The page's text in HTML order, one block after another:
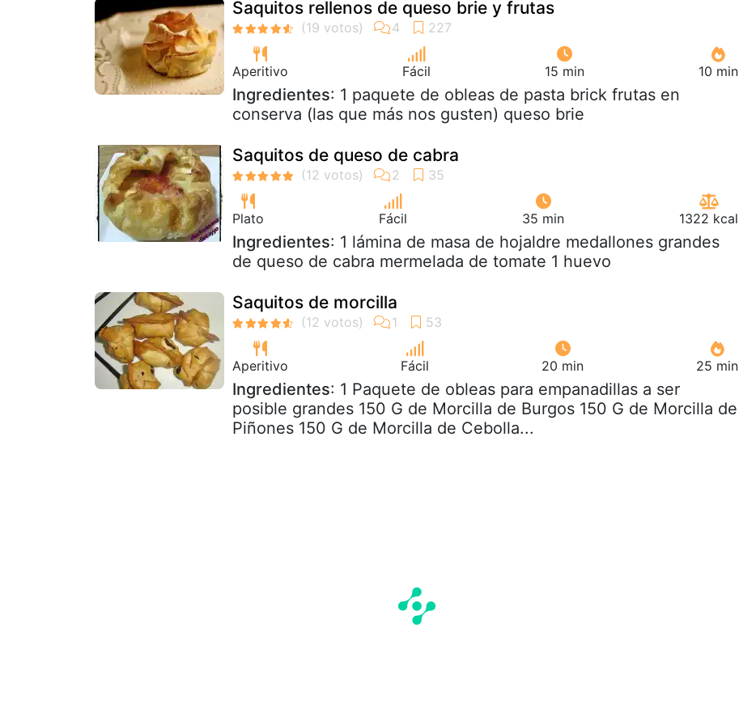
Saquitos rellenos de queso brie y frutas
Aperitivo Fácil 15 min 10 min
Ingredientes: 1 paquete de obleas de pasta brick frutas en
conserva (las que más nos gusten) queso brie
Saquitos de queso de cabra
Plato Fácil 35 min 1322 kcal
Ingredientes: 1 lámina de masa de hojaldre medallones grandes
de queso de cabra mermelada de tomate 1 huevo
Saquitos de morcilla
Aperitivo Fácil 20 min 25 min
Ingredientes: 1 Paquete de obleas para empanadillas a ser
posible grandes 150 G de Morcilla de Burgos 150 G de Morcilla de
Piñones 150 G de Morcilla de Cebolla...